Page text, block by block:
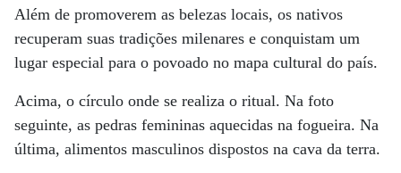
Além de promoverem as belezas locais, os nativos
recuperam suas tradições milenares e conquistam um
lugar especial para o povoado no mapa cultural do país.
Acima, o círculo onde se realiza o ritual. Na foto
seguinte, as pedras femininas aquecidas na fogueira. Na
última, alimentos masculinos dispostos na cava da terra.